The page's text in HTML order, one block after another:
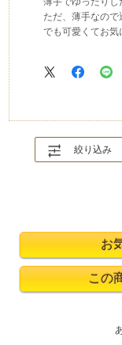
ただ、薄手なの
でも可愛くてお
絞り込み